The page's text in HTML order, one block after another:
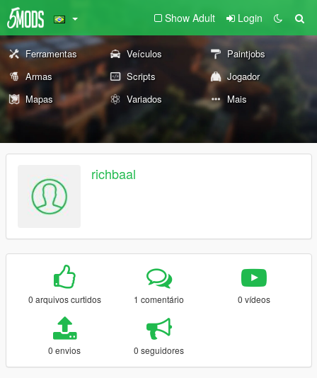
Show Adult Login
Ferramentas Veículos
Paintjobs
Armas
Scripts
Jogador
Mapas
Variados Mais
richbaal
0 arquivos curtidos 1 comentário 0 vídeos
0 envios 0 seguidores